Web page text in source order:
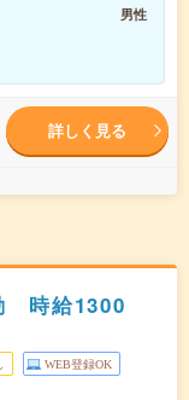
男性
詳しく見る
時給1300
WEB登録OK